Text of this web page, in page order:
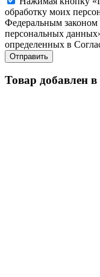
обработку моих
Федеральным
персональных
определенных в
Товар добавлен